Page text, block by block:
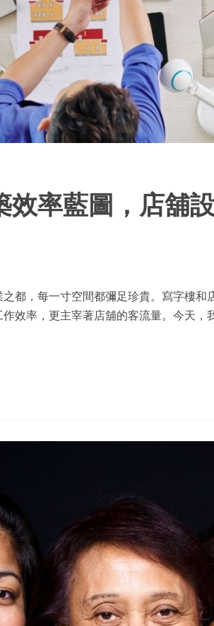
效率藍圖，店舖
都，每一寸空間都彌足珍貴。寫字樓和
效率，更主宰著店舖的客流量。今天，